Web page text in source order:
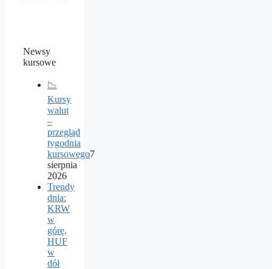
Newsy
kursowe
📉
Kursy
walut
–
przegląd
tygodnia
kursowego7
sierpnia
2026
Trendy
dnia:
KRW
w
górę,
HUF
w
dół